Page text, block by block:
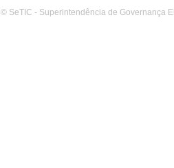
© SeTIC - Superintendência de Governança